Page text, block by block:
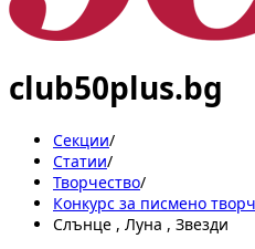
club50plus.bg
Секции/
Статии/
Творчество/
Конкурс за писмено
Слънце , Луна , Звезди